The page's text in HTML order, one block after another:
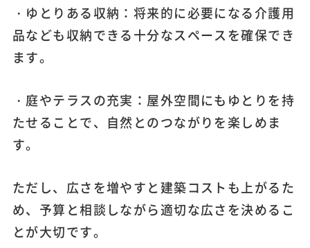
・ゆとりある収納：将来的に必要になる介護用
品なども収納できる十分なスペースを確保でき
ます。
・庭やテラスの充実：屋外空間にもゆとりを持
たせることで、自然とのつながりを楽しめま
す。
ただし、広さを増やすと建築コストも上がるた
め、予算と相談しながら適切な広さを決めるこ
とが大切です。